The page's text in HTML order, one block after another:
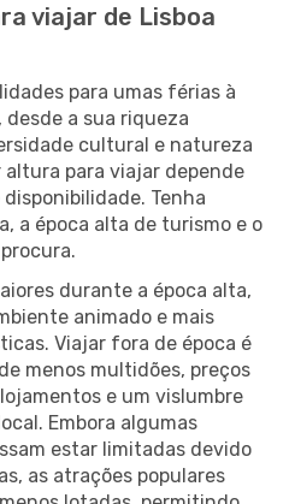
viajar de Lisboa
para umas férias à
a sua riqueza
cultural e natureza
para viajar depende
Tenha
a época alta de turismo e o
durante a época alta,
animado e mais
Viajar fora de época é
menos multidões, preços
e um vislumbre
Embora algumas
estar limitadas devido
as atrações populares